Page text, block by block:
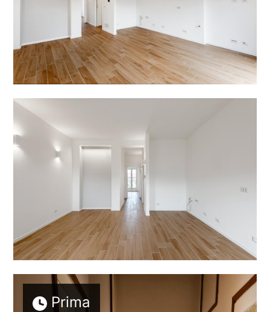
Prima